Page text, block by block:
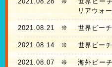
リアウォ
2021.08.21 ❊ 世界ビー
2021.08.14❊ 世界ビー
2021.08.07❊
海外ビー